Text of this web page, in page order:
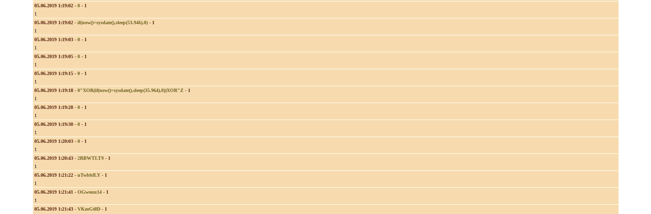
05.06.2019 1:19:02- 0- 1
1
05.06.2019 1:19:02- if(now()=sysdate(),sleep(53.946),0)- 1
1
05.06.2019 1:19:03- 0- 1
1
05.06.2019 1:19:05- 0- 1
1
05.06.2019 1:19:15- 0- 1
1
05.06.2019 1:19:18- 0"XOR(if(now()=sysdate(),sleep(35.964),0))XOR"Z - 1
1
05.06.2019 1:19:28- 0- 1
1
05.06.2019 1:19:30- 0- 1
1
05.06.2019 1:20:03- 0- 1
1
05.06.2019 1:20:43- 2RBWTLT9- 1
1
05.06.2019 1:21:22- uTwbbfLY- 1
1
05.06.2019 1:21:41 - OGwouu14- 1
1
05.06.2019 1:21:43- VKzoGt8D- 1